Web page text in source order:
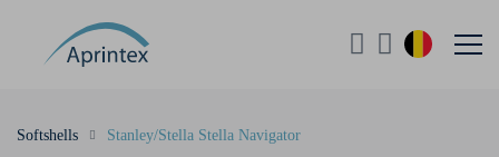
Softshells Stanley/Stella Stella Navigator